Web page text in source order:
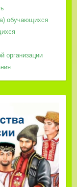
обучающихся
организации